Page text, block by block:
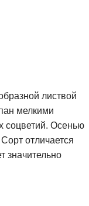
листвой
мелкими
соцветий. Осенью
отличается
значительно